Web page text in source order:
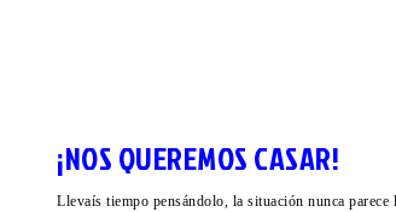
¡NOS QUEREMOS CASAR!
Llevaís tiempo pensándolo, la situación nunca